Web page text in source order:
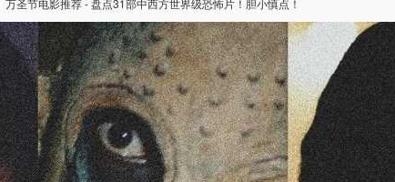
万圣节电影推荐 - 盘点31部中西方世界级恐怖片！胆小慎点！